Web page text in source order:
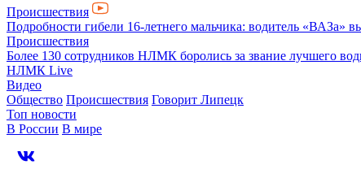
Происшествия
Подробности гибели 16-летнего мальчика: водитель «ВАЗа»
Происшествия
Более 130 сотрудников НЛМК боролись за звание лучшего
НЛМК Live
Видео
Общество Происшествия Говорит Липецк
Топ новости
В России В мире